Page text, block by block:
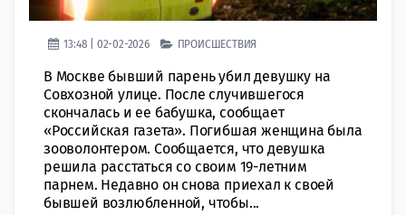
13:48 | 02-02-2026 ПРОИСШЕСТВИЯ
В Москве бывший парень убил девушку на
Совхозной улице. После случившегося
скончалась и ее бабушка, сообщает
«Российская газета». Погибшая женщина была
зооволонтером. Сообщается, что девушка
решила расстаться со своим 19-летним
парнем. Недавно он снова приехал к своей
бывшей возлюбленной, чтобы...